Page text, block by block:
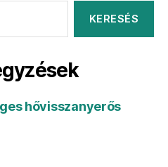
hővisszanyerős